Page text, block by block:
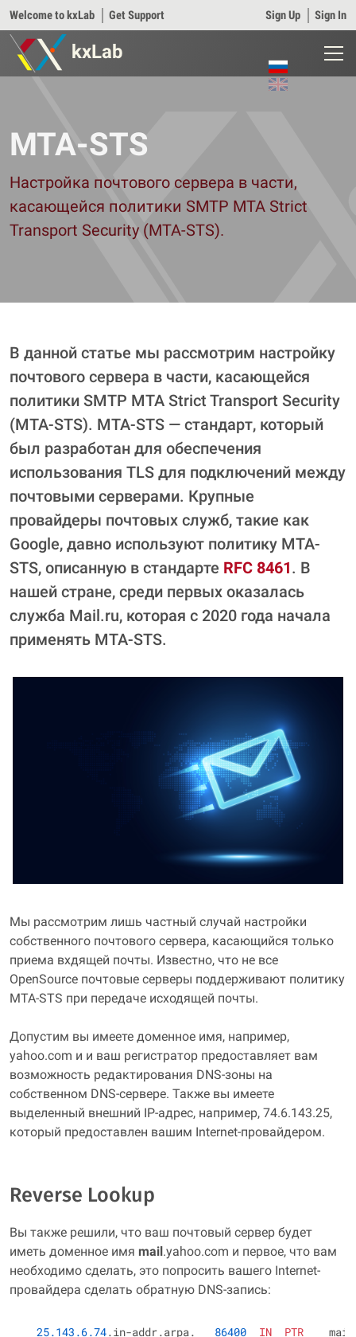
Welcome to kxLab Get Support Sign Up Sign In
kxLab
MTA-STS
Настройка почтового сервера в части,
касающейся политики SMTP MTA Strict
Transport Security (MTA-STS).
В данной статье мы рассмотрим настройку
почтового сервера в части, касающейся
политики SMTP MTA Strict Transport Security
(MTA-STS). MTA-STS — стандарт, который
был разработан для обеспечения
использования TLS для подключений между
почтовыми серверами. Крупные
провайдеры почтовых служб, такие как
Google, давно используют политику MTA-
STS, описанную в стандарте RFC 8461. В
нашей стране, среди первых оказалась
служба Mail.ru, которая с 2020 года начала
применять MTA-STS.
Мы рассмотрим лишь частный случай настройки
собственного почтового сервера, касающийся только
приема вхдящей почты. Известно, что не все
OpenSource почтовые серверы поддерживают политику
MTA-STS при передаче исходящей почты.
Допустим вы имеете доменное имя, например,
yahoo.com и и ваш регистратор предоставляет вам
возможность редактирования DNS-зоны на
собственном DNS-сервере. Также вы имеете
выделенный внешний IP-адрес, например, 74.6.143.25,
который предоставлен вашим Internet-провайдером.
Reverse Lookup
Вы также решили, что ваш почтовый сервер будет
иметь доменное имя mail.yahoo.com и первое, что вам
необходимо сделать, это попросить вашего Internet-
провайдера сделать обратную DNS-запись:
25.143.6.74.in-addr.arpa. 86400 IN PTR